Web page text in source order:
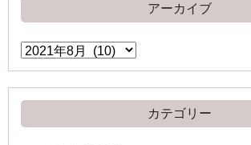
アーカイブ
ア
ー
イ
ブ
カテゴリー